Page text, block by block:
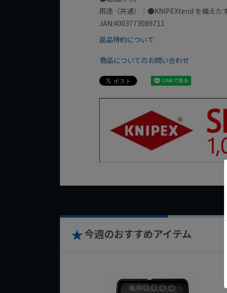
用途（共通）：●KNIPEXtend を備えた
JAN:4003773089711
返品特約について
商品についてのお問い合わせ
今週のおすすめアイテム